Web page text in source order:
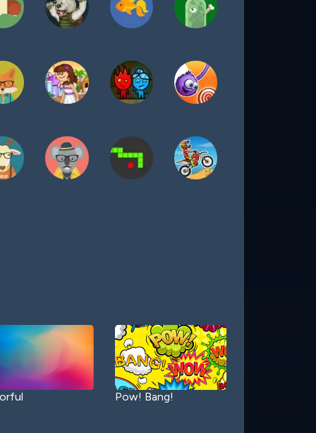
Pow! Bang!